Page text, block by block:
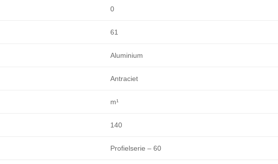
0
61
Aluminium
Antraciet
m¹
140
Profielserie – 60